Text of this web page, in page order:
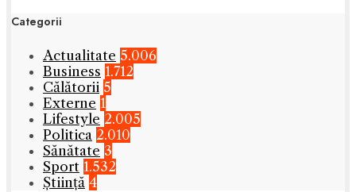
Categorii
Actualitate 5.006
Business 1.712
Călătorii 5
Externe 1
Lifestyle 2.005
Politica 2.010
Sănătate 3
Sport 1.532
Știință 4